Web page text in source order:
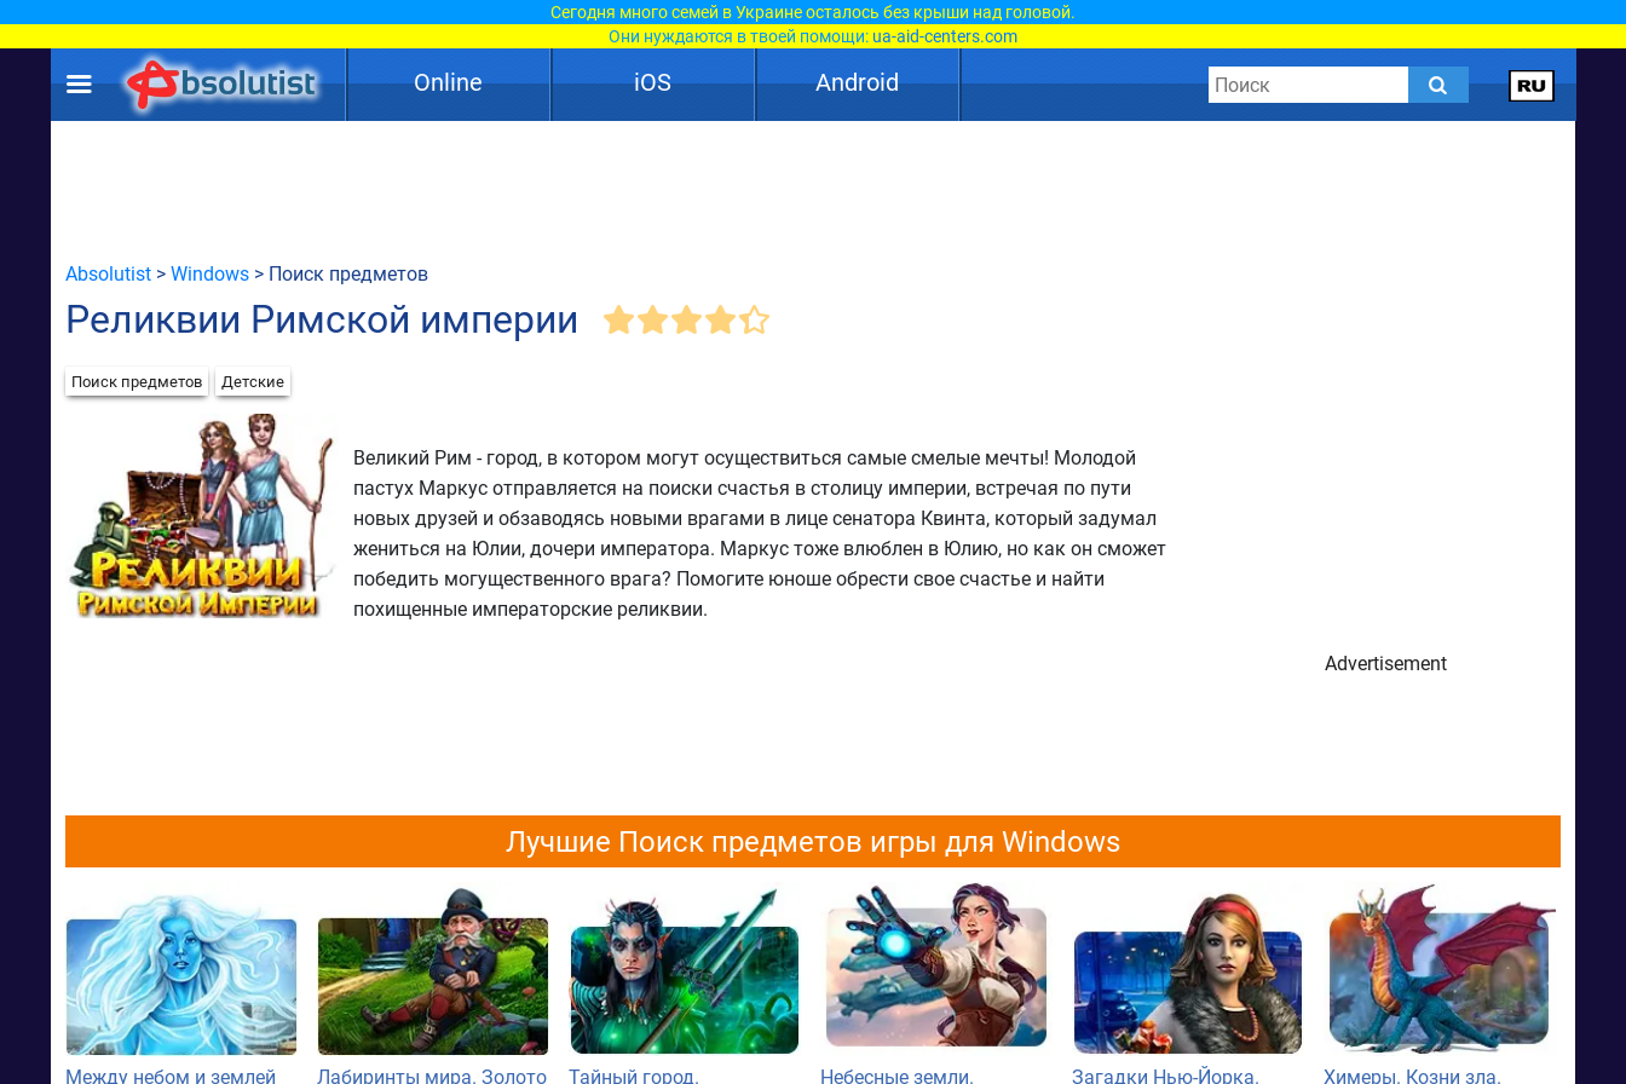
Сегодня много семей в Украине осталось без крыши над головой.
Они нуждаются в твоей помощи: ua-aid-centers.com
Online iOS Android
Absolutist > Windows > Поиск предметов
Реликвии Римской империи
Поиск предметов Детские
Великий Рим - город, в котором могут осуществиться самые смелые мечты! Молодой
пастух Маркус отправляется на поиски счастья в столицу империи, встречая по пути
новых друзей и обзаводясь новыми врагами в лице сенатора Квинта, который задумал
жениться на Юлии, дочери императора. Маркус тоже влюблен в Юлию, но как он сможет
победить могущественного врага? Помогите юноше обрести свое счастье и найти
похищенные императорские реликвии.
Advertisement
Лучшие Поиск предметов игры для Windows
Между небом и землей Лабиринты мира. Золото Тайный город. Небесные земли. Загадки Нью-Йорка. Химеры. Козни зла.